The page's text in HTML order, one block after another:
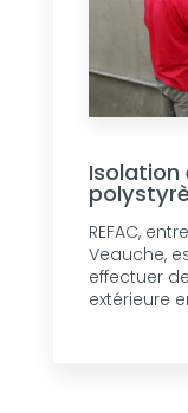
Isolation
REFAC,
Veauche,
effectuer
extérieure